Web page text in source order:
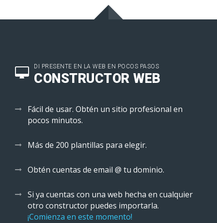
DI PRESENTE EN LA WEB EN POCOS PASOS
CONSTRUCTOR WEB
Fácil de usar. Obtén un sitio profesional en
pocos minutos.
Más de 200 plantillas para elegir.
Obtén cuentas de email @ tu dominio.
Si ya cuentas con una web hecha en cualquier
otro constructor puedes importarla.
¡Comienza en este momento!